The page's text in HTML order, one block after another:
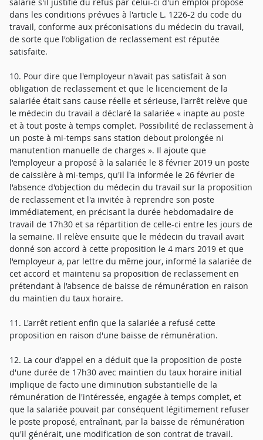
dans les conditions prévues à l'article L. 1226-2 du code du
travail, conforme aux préconisations du médecin du travail,
de sorte que l'obligation de reclassement est réputée
satisfaite.
10. Pour dire que l'employeur n'avait pas satisfait à son
obligation de reclassement et que le licenciement de la
salariée était sans cause réelle et sérieuse, l'arrêt relève que
le médecin du travail a déclaré la salariée « inapte au poste
et à tout poste à temps complet. Possibilité de reclassement à
un poste à mi-temps sans station debout prolongée ni
manutention manuelle de charges ». Il ajoute que
l'employeur a proposé à la salariée le 8 février 2019 un poste
de caissière à mi-temps, qu'il l'a informée le 26 février de
l'absence d'objection du médecin du travail sur la proposition
de reclassement et l'a invitée à reprendre son poste
immédiatement, en précisant la durée hebdomadaire de
travail de 17h30 et sa répartition de celle-ci entre les jours de
la semaine. Il relève ensuite que le médecin du travail avait
donné son accord à cette proposition le 4 mars 2019 et que
l'employeur a, par lettre du même jour, informé la salariée de
cet accord et maintenu sa proposition de reclassement en
prétendant à l'absence de baisse de rémunération en raison
du maintien du taux horaire.
11. L'arrêt retient enfin que la salariée a refusé cette
proposition en raison d'une baisse de rémunération.
12. La cour d'appel en a déduit que la proposition de poste
d'une durée de 17h30 avec maintien du taux horaire initial
implique de facto une diminution substantielle de la
rémunération de l'intéressée, engagée à temps complet, et
que la salariée pouvait par conséquent légitimement refuser
le poste proposé, entraînant, par la baisse de rémunération
qu'il générait, une modification de son contrat de travail.